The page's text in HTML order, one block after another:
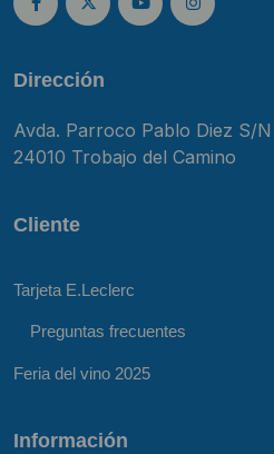
Dirección
Avda. Parroco Pablo Diez S/N
24010 Trobajo del Camino
Cliente
Tarjeta E.Leclerc
Preguntas frecuentes
Feria del vino 2025
Información